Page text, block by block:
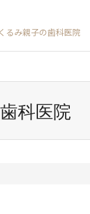
くるみ親子の歯科医院
科医院